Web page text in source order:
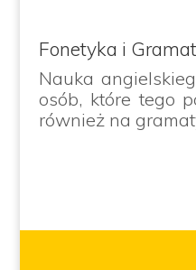
Fonetyka i
Nauka
osób, które tego
również na